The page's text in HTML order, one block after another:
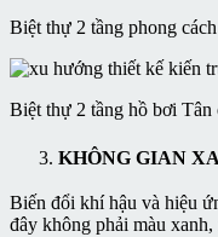
Biệt thự 2 tầng phong
Biệt thự 2 tầng hồ bơi
KHÔNG GIAN
Biến đổi khí hậu và hiệu
đây không phải màu